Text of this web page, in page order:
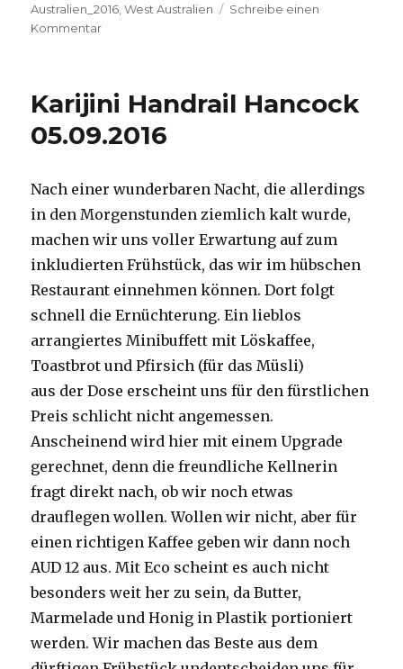
am
Australien_2016 ,West Australien
Schreibe einen
Kommentarzu
Karijini Handrail Hancock
05.09.2016
Nach einer wunderbaren Nacht, die allerdings
in den Morgenstunden ziemlich kalt wurde,
machen wir uns voller Erwartung auf zum
inkludierten Frühstück, das wir im hübschen
Restaurant einnehmen können. Dort folgt
schnell die Ernüchterung. Ein lieblos
arrangiertes Minibuffett mit Löskaffee,
Toastbrot und Pfirsich (für das Müsli)
aus der Dose erscheint uns für den fürstlichen
Preis schlicht nicht angemessen.
Anscheinend wird hier mit einem Upgrade
gerechnet, denn die freundliche Kellnerin
fragt direkt nach, ob wir noch etwas
drauflegen wollen. Wollen wir nicht, aber für
einen richtigen Kaffee geben wir dann noch
AUD 12 aus. Mit Eco scheint es auch nicht
besonders weit her zu sein, da Butter,
Marmelade und Honig in Plastik portioniert
werden. Wir machen das Beste aus dem